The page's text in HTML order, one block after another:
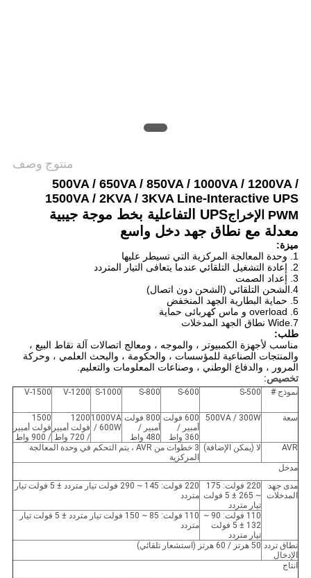
منتوج وصف
500VA / 650VA / 850VA / 1000VA / 1200VA /
1500VA / 2KVA / 3KVA Line-Interactive UPS
PWM الإخراج
UPS التفاعلية بخط موجة جيبية
معدلة مع نطاق جهد دخل واسع
ميزة:
1. وحدة المعالجة المركزية التي تسيطر عليها
2. إعادة التشغيل التلقائي عندما يتعافى التيار المتردد
3. إعداد الصمت
4.الشحن التلقائي (الشحن دون اتصال)
5. حماية البطارية الجهد المنخفض
6. overload و ماس كهربائى حماية
7.Wide نطاق الجهد المدخلات
طلب:
مناسب لأجهزة الكمبيوتر ، والموجه ، ومعالج اتصالات آلة نقاط البيع ،
والمنتجات الصناعية للمؤسسات ، والحكومة ، والبحث العلمي ، وحركة
المرور ، والدفاع الوطني ، وصناعات المعلومات والتعليم.
تخصيص:
نموذج # S-500
S-600
S-800
S-1000
V-1200
V-1500
سعة 500VA / 300W
600 فولت
أمبير /
360 واط
800 فولت
أمبير /
480 واط
1000VA
/ 600W
1200
فولت أمبير
/ 720 واط
1500
فولت أمبير
/ 900 واط
AVR
لا (يمكن الإضافة)
3 خطوات من AVR ، يتم التحكم في وحدة المعالجة
المركزية
مدخل
مدى جهد
المدخلات
220 فولت: 175
~ 265 ± 5 فولت
تيار متردد
220 فولت: 145 ~ 290 فولت تيار متردد ± 5 فولت تيار
متردد
110 فولت: 90 ~
132 ± 5 فولت
تيار متردد
110 فولت: 85 ~ 150 فولت تيار متردد ± 5 فولت تيار
متردد
نطاق تردد
الإدخال
50 هرتز / 60 هرتز (استشعار تلقائي)
انتاج